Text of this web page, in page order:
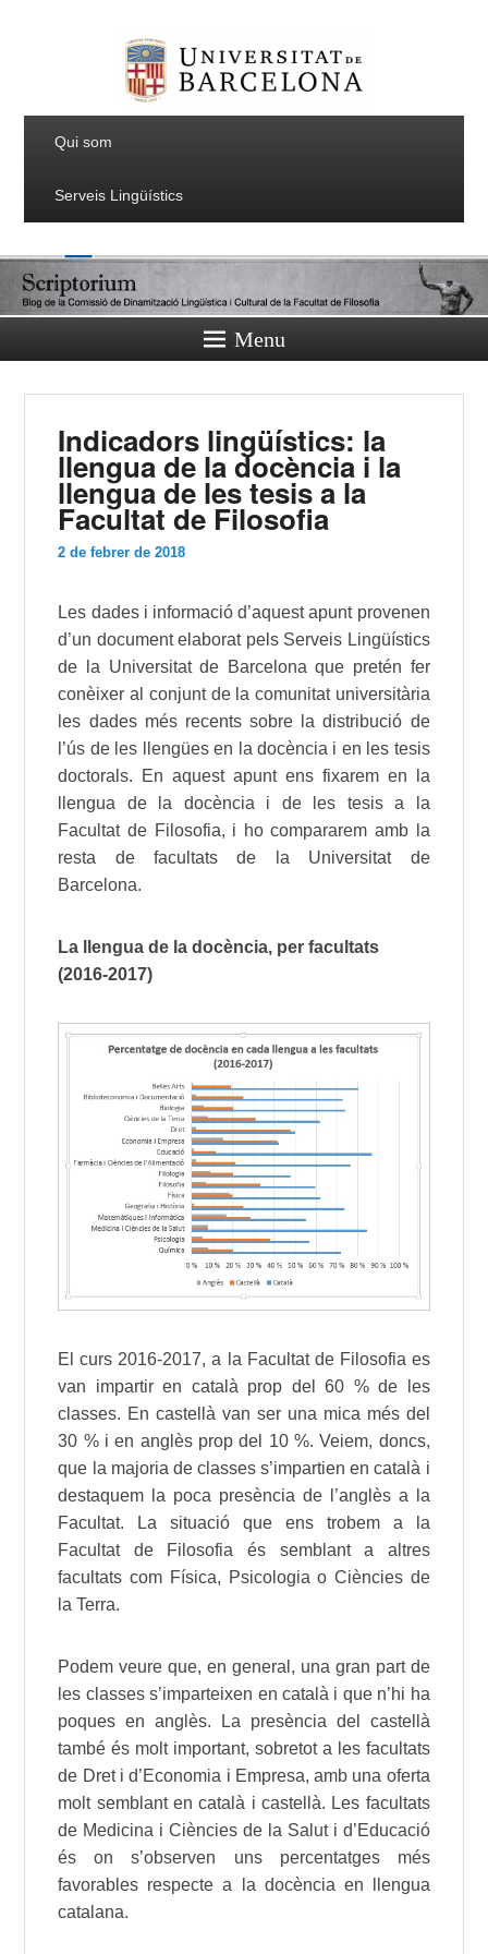
Qui som
Serveis Lingüístics
Menu
Indicadors lingüístics: la
llengua de la docència i la
llengua de les tesis a la
Facultat de Filosofia
2 de febrer de 2018
Les dades i informació d’aquest apunt provenen
d’un document elaborat pels Serveis Lingüístics
de la Universitat de Barcelona que pretén fer
conèixer al conjunt de la comunitat universitària
les dades més recents sobre la distribució de
l’ús de les llengües en la docència i en les tesis
doctorals. En aquest apunt ens fixarem en la
llengua de la docència i de les tesis a la
Facultat de Filosofia, i ho compararem amb la
resta de facultats de la Universitat de
Barcelona.
La llengua de la docència, per facultats
(2016-2017)
El curs 2016-2017, a la Facultat de Filosofia es
van impartir en català prop del 60 % de les
classes. En castellà van ser una mica més del
30 % i en anglès prop del 10 %. Veiem, doncs,
que la majoria de classes s’impartien en català i
destaquem la poca presència de l’anglès a la
Facultat. La situació que ens trobem a la
Facultat de Filosofia és semblant a altres
facultats com Física, Psicologia o Ciències de
la Terra.
Podem veure que, en general, una gran part de
les classes s’imparteixen en català i que n’hi ha
poques en anglès. La presència del castellà
també és molt important, sobretot a les facultats
de Dret i d’Economia i Empresa, amb una oferta
molt semblant en català i castellà. Les facultats
de Medicina i Ciències de la Salut i d’Educació
és on s’observen uns percentatges més
favorables respecte a la docència en llengua
catalana.